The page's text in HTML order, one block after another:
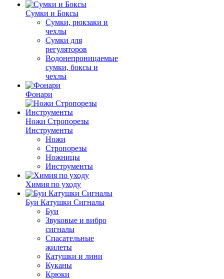
Сумки и Боксы
Сумки, рюкзаки и
чехлы
Сумки для
регуляторов
Водонепроницаемые
сумки, боксы и
чехлы
Фонари
Ножи Стропорезы
Инструменты
Ножи
Стропорезы
Ножницы
Инструменты
Химия по уходу
Буи Катушки Сигналы
Буи
Звуковые и вибро
сигналы
Спасательные
жилеты
Катушки и лини
Куканы
Крюки